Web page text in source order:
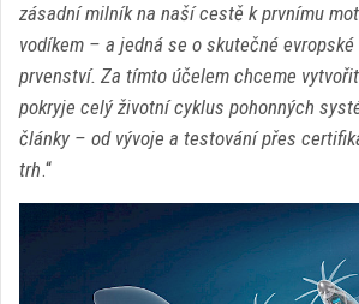
zásadní milník na naší cestě k prvnímu
vodíkem – a jedná se o skutečné
prvenství. Za tímto účelem chceme
pokryje celý životní cyklus pohonných
články – od vývoje a testování přes
trh.“